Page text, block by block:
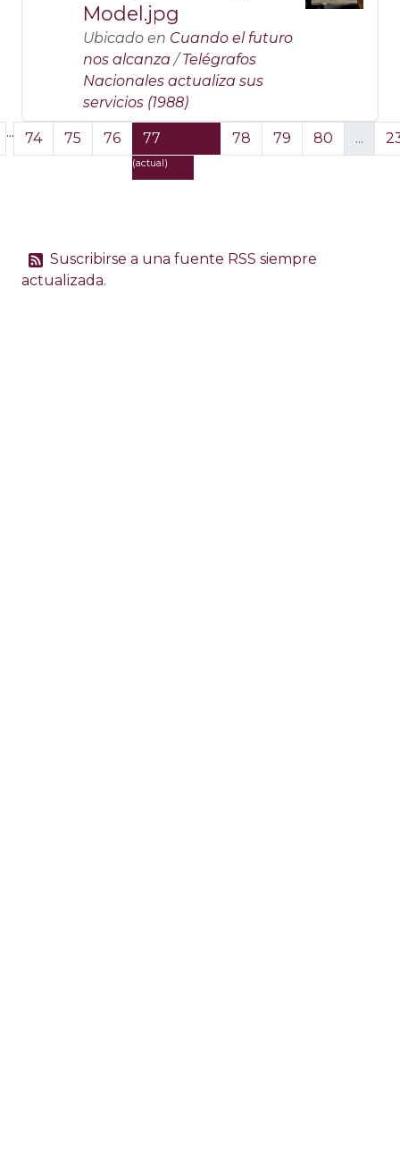
Model.jpg
Ubicado en Cuando el futuro
nos alcanza /Telégrafos
Nacionales actualiza sus
servicios (1988)
...
74 75 76 77
(actual)
78 79 80 ...
Suscribirse a una fuente RSS siempre
actualizada.